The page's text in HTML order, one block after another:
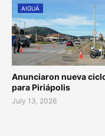
AIGUÁ
Anunciaron nueva
para Piriápolis
July 13, 2026